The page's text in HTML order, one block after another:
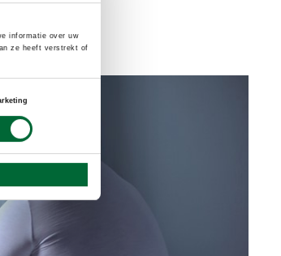
informatie over uw
ze heeft verstrekt of